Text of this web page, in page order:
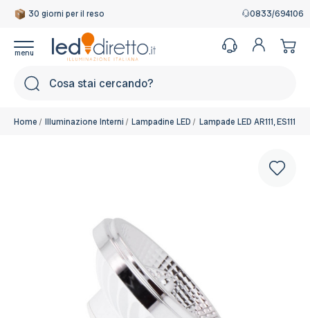
30 giorni per il reso
Garanzia Italiana 0833/694106
Home Illuminazione Interni Lampadine LED Lampade LED AR111, ES111 e
Bianco Caldo 2.700K
Disponibile, Spedito in 24/48 ore